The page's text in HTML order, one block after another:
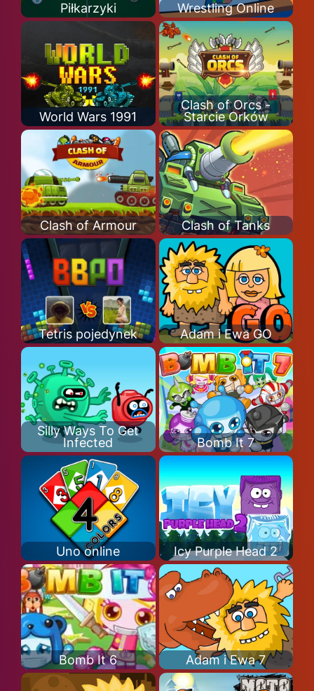
Piłkarzyki Wrestling Online
World Wars 1991
Clash of Orcs -
Starcie Orków
Clash of Armour Clash of Tanks
Tetris pojedynek Adam i Ewa GO
Silly Ways To Get
Infected
Bomb It 7
Uno online Icy Purple Head 2
Bomb It 6 Adam i Ewa 7